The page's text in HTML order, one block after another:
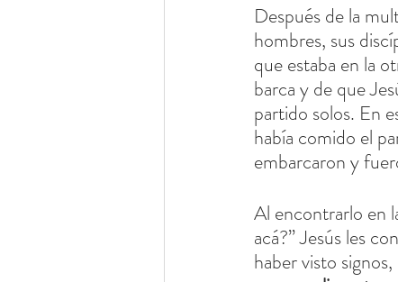
Después de la
hombres, sus
que estaba en la
barca y de que
partido solos. En
había comido el
embarcaron y
Al encontrarlo en
acá?” Jesús les
haber visto